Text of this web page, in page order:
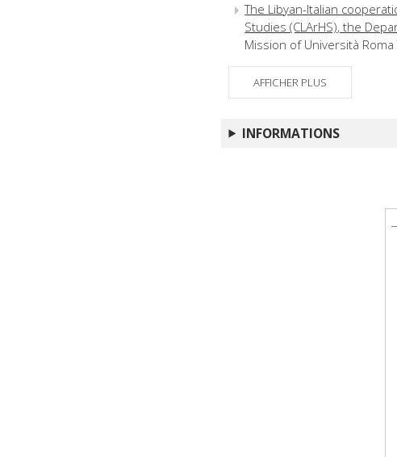
The Libyan-Italian
Studies (CLArHS), the
Mission of Università Roma
Gastone Buttarini (1949-
L'attività dell'Istituto
Italian archaeology in
LyDAr Database : aims
AFFICHER PLUS
INFORMATIONS